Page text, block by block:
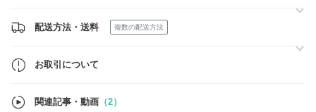
在庫状況は日々変動しておりますので、ご購入いただく前に在庫状況の
確認・お問い合わせをお願いいたします。
配送方法・送料 複数の配送方法
お取引について
関連記事・動画 （2）